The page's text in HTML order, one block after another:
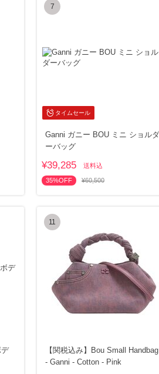
タイムセール
7
Ganni ガニー BOU ミニ ショルダ
ーバッグ
¥39,285 送料込
35%OFF ¥60,500
11
【関税込み】Bou Small Handbag
- Ganni - Cotton - Pink